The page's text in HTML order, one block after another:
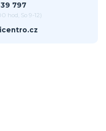
797
hod, So 9-12)